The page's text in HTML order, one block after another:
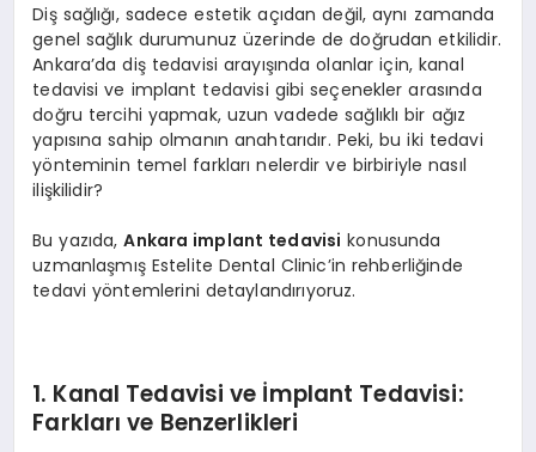
Diş sağlığı, sadece estetik açıdan değil, aynı zamanda
genel sağlık durumunuz üzerinde de doğrudan etkilidir.
Ankara’da diş tedavisi arayışında olanlar için, kanal
tedavisi ve implant tedavisi gibi seçenekler arasında
doğru tercihi yapmak, uzun vadede sağlıklı bir ağız
yapısına sahip olmanın anahtarıdır. Peki, bu iki tedavi
yönteminin temel farkları nelerdir ve birbiriyle nasıl
ilişkilidir?
Bu yazıda,Ankara implant tedavisi konusunda
uzmanlaşmış Estelite Dental Clinic’in rehberliğinde
tedavi yöntemlerini detaylandırıyoruz.
1. Kanal Tedavisi ve İmplant Tedavisi:
Farkları ve Benzerlikleri